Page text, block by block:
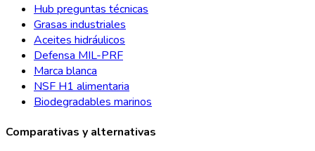
Hub preguntas técnicas
Grasas industriales
Aceites hidráulicos
Defensa MIL-PRF
Marca blanca
NSF H1 alimentaria
Biodegradables marinos
Comparativas y alternativas